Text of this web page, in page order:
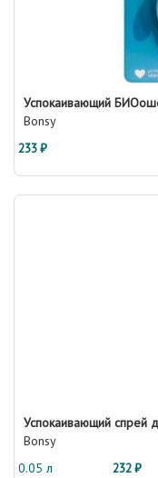
Успокаивающий
Bonsy
233 ₽
Успокаивающий спрей
Bonsy
0.05 л
232 ₽